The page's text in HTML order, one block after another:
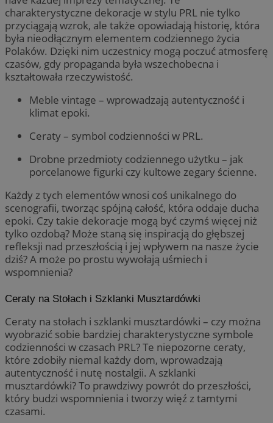
charakterystyczne dekoracje w stylu PRL nie tylko
przyciągają wzrok, ale także opowiadają historię, która
była nieodłącznym elementem codziennego życia
Polaków. Dzięki nim uczestnicy mogą poczuć atmosferę
czasów, gdy propaganda była wszechobecna i
kształtowała rzeczywistość.
Meble vintage – wprowadzają autentyczność i
klimat epoki.
Ceraty – symbol codzienności w PRL.
Drobne przedmioty codziennego użytku – jak
porcelanowe figurki czy kultowe zegary ścienne.
Każdy z tych elementów wnosi coś unikalnego do
scenografii, tworząc spójną całość, która oddaje ducha
epoki. Czy takie dekoracje mogą być czymś więcej niż
tylko ozdobą? Może staną się inspiracją do głębszej
refleksji nad przeszłością i jej wpływem na nasze życie
dziś? A może po prostu wywołają uśmiech i
wspomnienia?
Ceraty na Stołach i Szklanki Musztardówki
Ceraty na stołach i szklanki musztardówki – czy można
wyobrazić sobie bardziej charakterystyczne symbole
codzienności w czasach PRL? Te niepozorne ceraty,
które zdobiły niemal każdy dom, wprowadzają
autentyczność i nutę nostalgii. A szklanki
musztardówki? To prawdziwy powrót do przeszłości,
który budzi wspomnienia i tworzy więź z tamtymi
czasami.